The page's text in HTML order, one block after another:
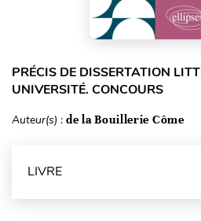
PRÉCIS DE DISSERTATION
UNIVERSITÉ. CONCOURS
Auteur(s) : de la Bouillerie Côme
LIVRE